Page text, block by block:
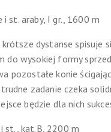
st. araby, I gr., 1600 m
dystanse spisuje
do wysokiej formy
pozostałe konie
zadanie czeka
będzie dla nich
st., kat.B, 2200 m